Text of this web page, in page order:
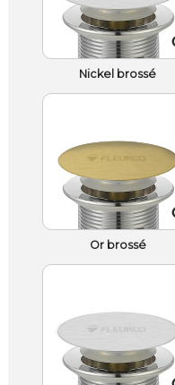
Nickel brossé
Or brossé